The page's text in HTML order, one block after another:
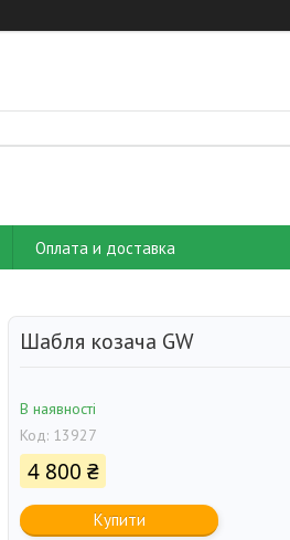
Оплата и доставка
Шабля козача GW
В наявності
Код: 13927
4 800 ₴
Купити